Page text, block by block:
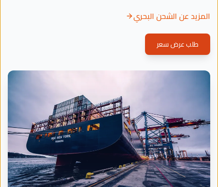
المزيد عن الشحن البحري
طلب عرض سعر